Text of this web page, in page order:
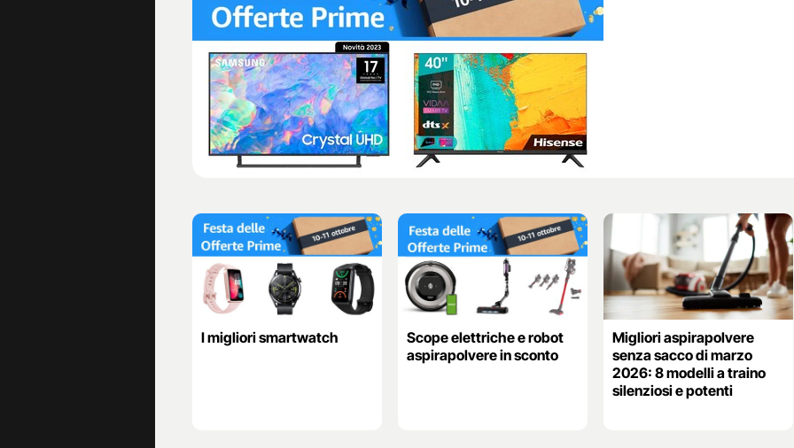
I migliori smartwatch
Scope elettriche e robot
aspirapolvere in sconto
Migliori aspirapolvere
senza sacco di marzo
2026: 8 modelli a traino
silenziosi e potenti